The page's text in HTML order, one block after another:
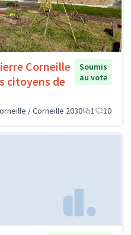
Corneille
citoyens de
Soumis
au vote
/ Corneille 2030 1 10